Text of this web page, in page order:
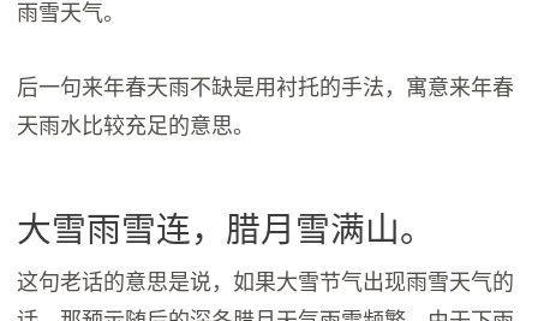
雨雪天气。
后一句来年春天雨不缺是用衬托的手法，寓意来年春
天雨水比较充足的意思。
大雪雨雪连，腊月雪满山。
这句老话的意思是说，如果大雪节气出现雨雪天气的